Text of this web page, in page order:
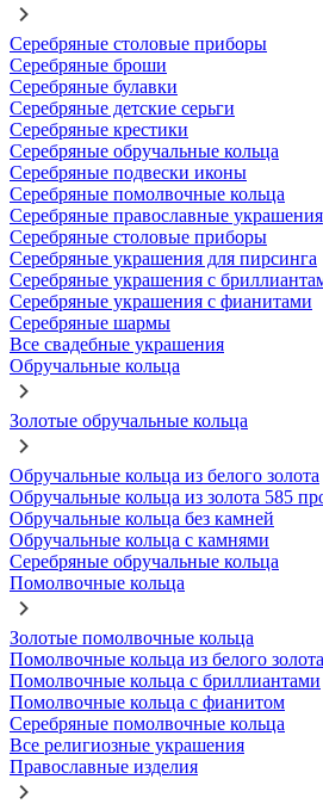
Серебряные столовые приборы
Серебряные броши
Серебряные булавки
Серебряные детские серьги
Серебряные крестики
Серебряные обручальные кольца
Серебряные подвески иконы
Серебряные помолвочные кольца
Серебряные православные украшения
Серебряные столовые приборы
Серебряные украшения для пирсинга
Серебряные украшения с
Серебряные украшения с фианитами
Серебряные шармы
Все свадебные украшения
Обручальные кольца
Золотые обручальные кольца
Обручальные кольца из белого золота
Обручальные кольца из золота 585
Обручальные кольца без камней
Обручальные кольца с камнями
Серебряные обручальные кольца
Помолвочные кольца
Золотые помолвочные кольца
Помолвочные кольца из белого золота
Помолвочные кольца с бриллиантами
Помолвочные кольца с фианитом
Серебряные помолвочные кольца
Все религиозные украшения
Православные изделия